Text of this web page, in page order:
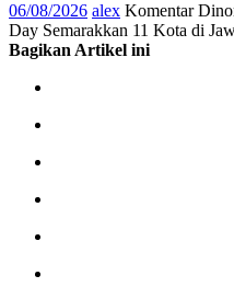
06/08/2026 alex Komentar
Day Semarakkan 11 Kota di
Bagikan Artikel ini